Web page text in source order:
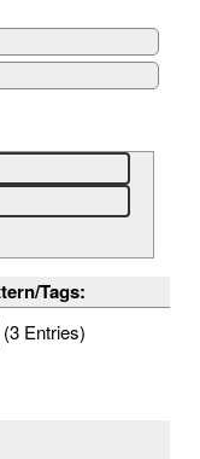
Tags:
(3 Entries)